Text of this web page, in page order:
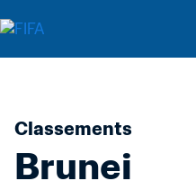
Classements
Brunei